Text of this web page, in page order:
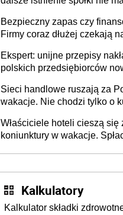
Bezpieczny zapas czy
Firmy coraz dłużej czekają
Ekspert: unijne przepisy
polskich przedsiębiorców
Sieci handlowe ruszają za
wakacje. Nie chodzi tylko o
tam, gdzie wielu spędzi urlop
Właściciele hoteli cieszą się
koniunktury w wakacje.
Kalkulatory
Kalkulator składki